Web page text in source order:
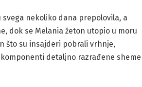
nekoliko dana prepolovila, a
dok se Melania žeton utopio u moru
što su insajderi pobrali vrhnje,
detaljno razrađene sheme